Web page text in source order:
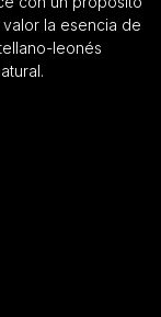
la esencia de
leonés